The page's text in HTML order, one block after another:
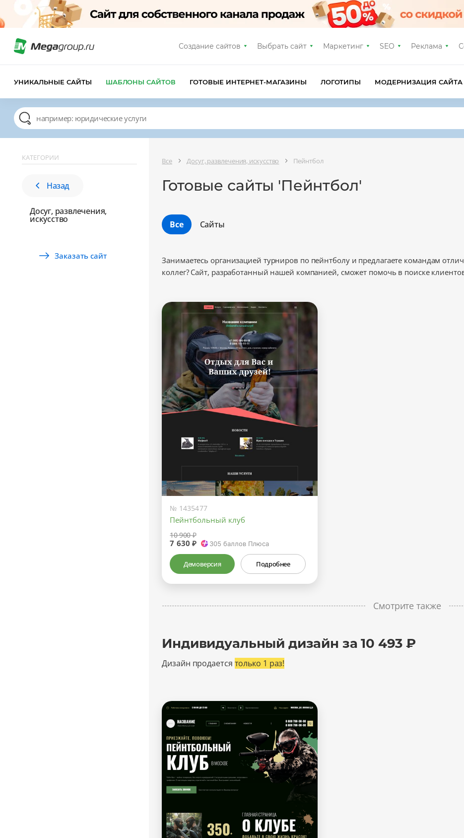
Создание сайтов Выбрать сайт Маркетинг SEO Реклама
УНИКАЛЬНЫЕ САЙТЫ ШАБЛОНЫ САЙТОВ ГОТОВЫЕ ИНТЕРНЕТ-МАГАЗИНЫ ЛОГОТИПЫ МОДЕРНИЗАЦИЯ САЙТА
КАТЕГОРИИ
Назад
Досуг, развлечения,
искусство
Заказать сайт
Все Досуг, развлечения, искусство Пейнтбол
Готовые сайты 'Пейнтбол'
Все Сайты
Занимаетесь организацией турниров по пейнтболу и предлагаете командам
коллег? Сайт, разработанный нашей компанией, сможет помочь в поиске
№ 1435477
Пейнтбольный клуб
10 900 ₽
7 630 ₽ 305 баллов Плюса
Демоверсия Подробнее
Смотрите также
Индивидуальный дизайн за 10 493 ₽
Дизайн продается только 1 раз!